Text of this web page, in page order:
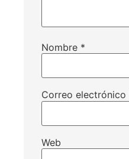
Nombre *
Correo electrónico
Web